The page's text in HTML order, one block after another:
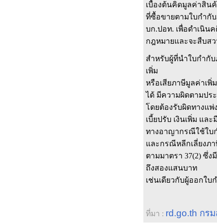
เบื้องต้นคิดมูลค่าสิน
ที่ซื้อขายตามใบกำกั
บก.ปอท. เพื่อดำเนิน
กฎหมายและจะสืบส
สำหรับผู้ที่นำใบกำกั
เพิ่ม
หรือเสียภาษีมูลค่าเพิ่
ได้ มีความผิดตามปร
โดยต้องรับผิดทางแพ่
เบี้ยปรับ เงินเพิ่ม และ
ทางอาญากรณีใช้ใบ
และกรณีหลีกเลี่ยงภ
ตามมาตรา 37(2) ซึ่
ถึงสองแสนบาท
เช่นเดียวกับผู้ออกใ
ที่มา : rd.go.th กร